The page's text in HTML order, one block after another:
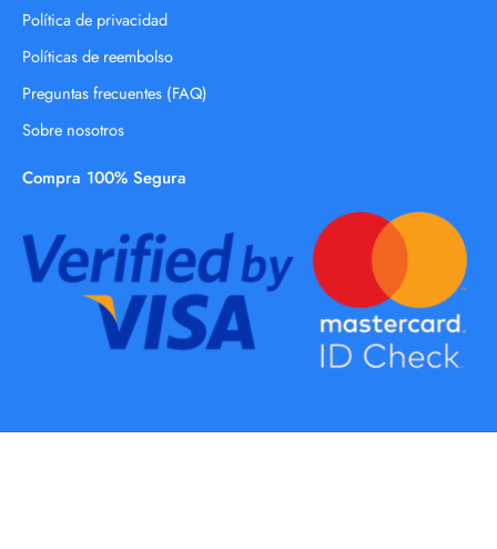
Política de privacidad
Políticas de reembolso
Preguntas frecuentes (FAQ)
Sobre nosotros
Compra 100% Segura